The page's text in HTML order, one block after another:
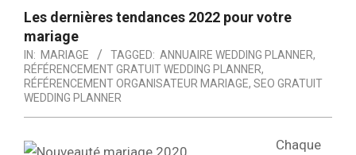
NavigationLes dernières tendances 2022 pour votre
mariage
IN: MARIAGE TAGGED: ANNUAIRE WEDDING PLANNER,
RÉFÉRENCEMENT GRATUIT WEDDING PLANNER,
RÉFÉRENCEMENT ORGANISATEUR MARIAGE, SEO GRATUIT
WEDDING PLANNER
Chaque